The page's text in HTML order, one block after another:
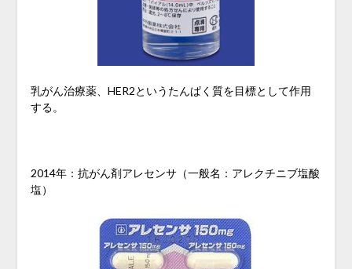
乳がん治療薬、HER2というたんぱく質を目標として作用
する。
2014年：抗がん剤アレセンサ（一般名：アレクチニブ塩酸
塩）